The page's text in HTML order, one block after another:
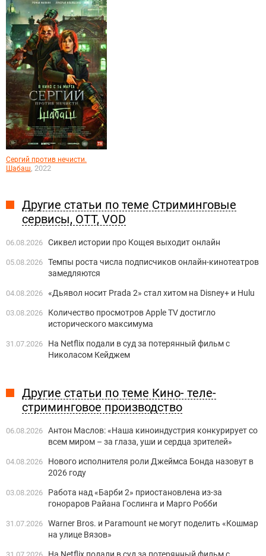
Сергий против нечисти.
Шабаш, 2022
Другие статьи по теме Стриминговые
сервисы, OTT, VOD
06.08.2026 Сиквел истории про Кощея выходит онлайн
05.08.2026 Темпы роста числа подписчиков онлайн-кинотеатров
замедляются
04.08.2026 «Дьявол носит Prada 2» стал хитом на Disney+ и Hulu
03.08.2026
Количество просмотров Apple TV достигло
исторического максимума
31.07.2026
На Netflix подали в суд за потерянный фильм с
Николасом Кейджем
Другие статьи по теме Кино- теле-
стриминговое производство
06.08.2026 Антон Маслов: «Наша киноиндустрия конкурирует со
всем миром – за глаза, уши и сердца зрителей»
04.08.2026
Нового исполнителя роли Джеймса Бонда назовут в
2026 году
03.08.2026
Работа над «Барби 2» приостановлена из-за
гонораров Райана Гослинга и Марго Робби
31.07.2026 Warner Bros. и Paramount не могут поделить «Кошмар
на улице Вязов»